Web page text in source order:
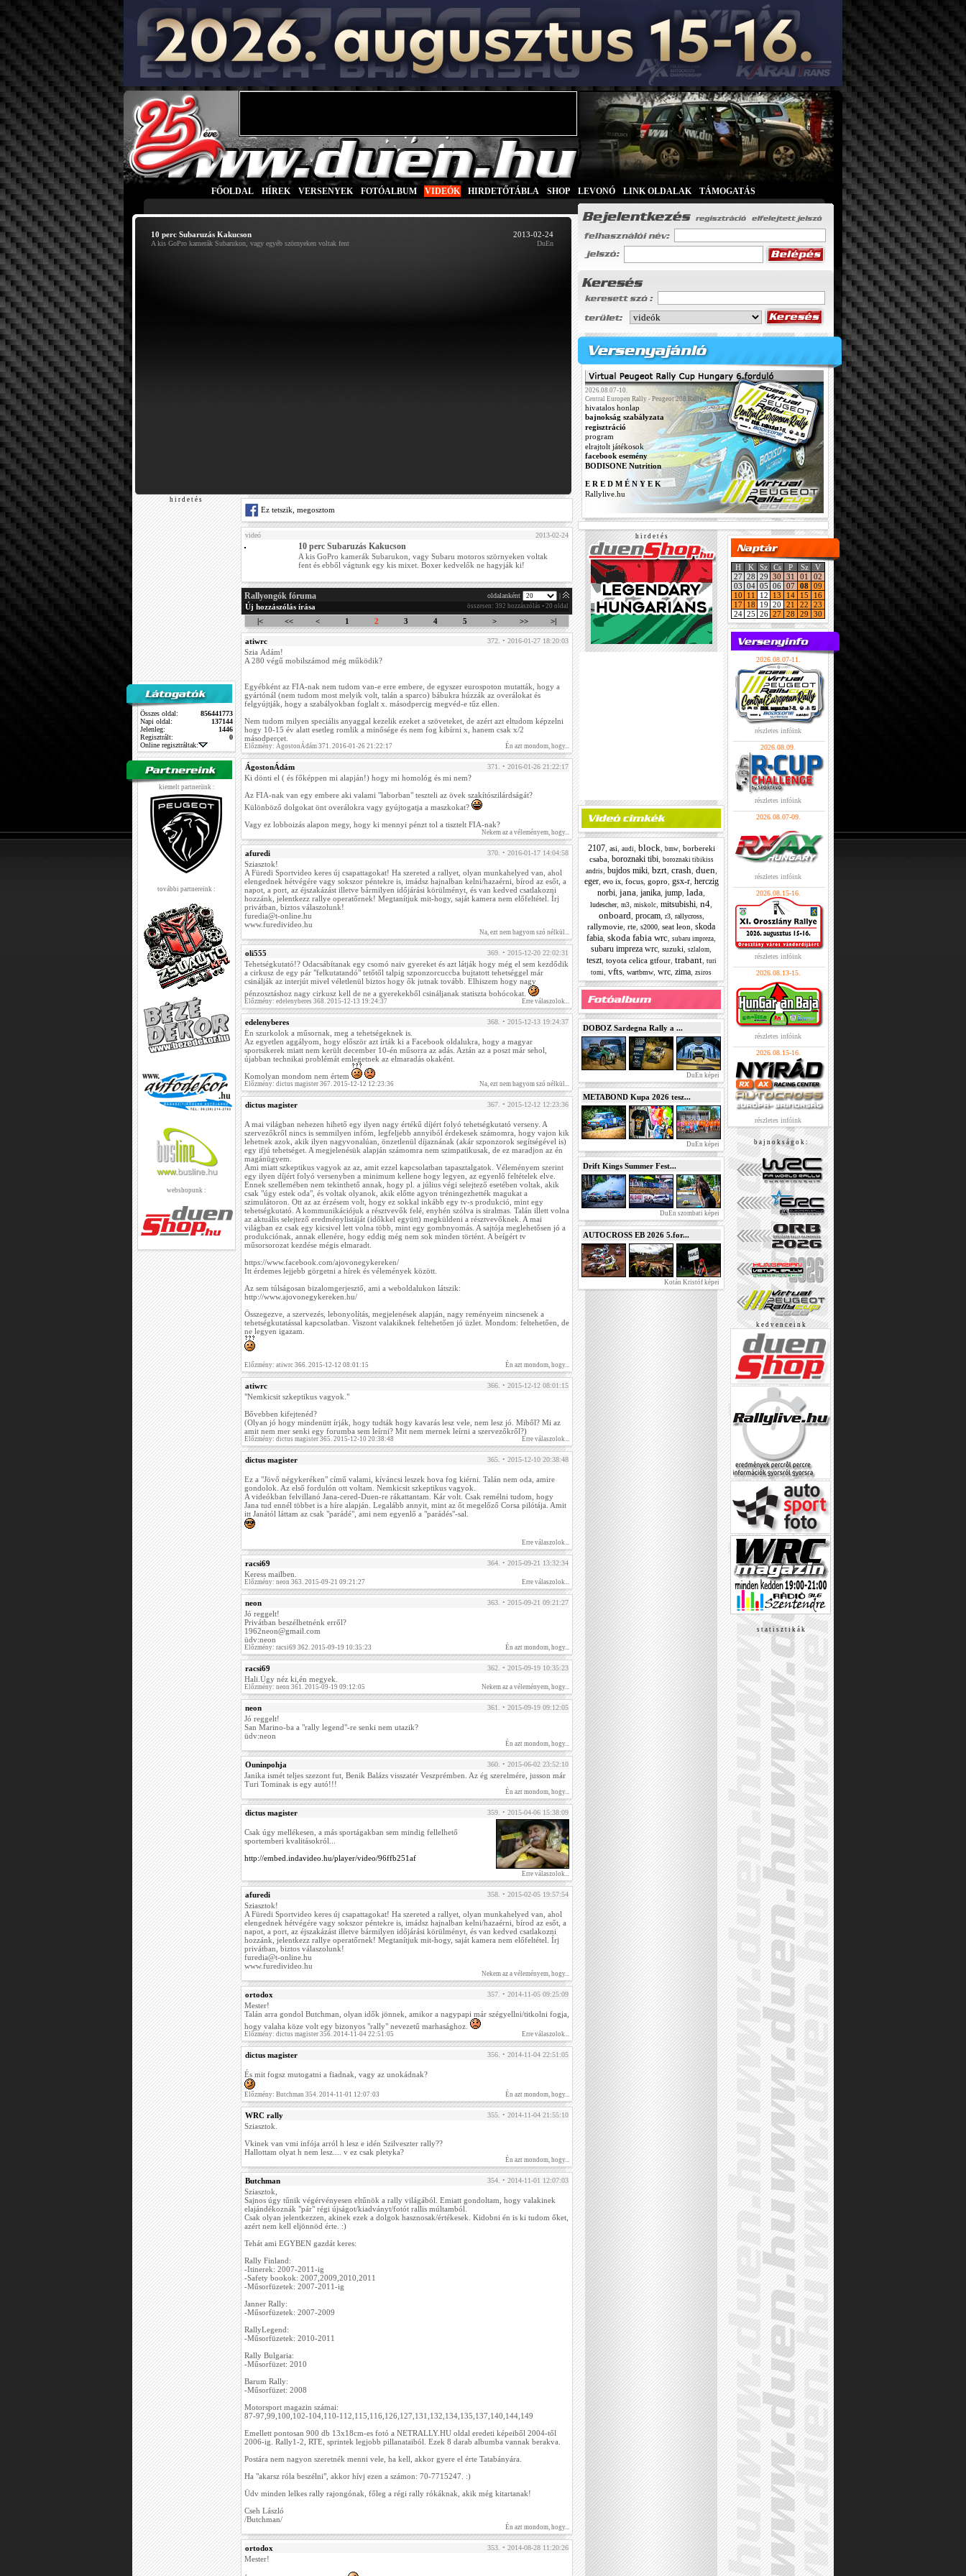
FŐOLDAL HÍREK VERSENYEK FOTÓALBUM VIDEÓK HIRDETŐTÁBLA SHOP LEVONÓ LINK OLDALAK TÁMOGATÁS
10 perc Subaruzás Kakucson
A kis GoPro kamerák Subarukon, vagy egyéb szörnyeken voltak fent
2013-02-24
DuEn
h i r d e t é s
Összes oldal:
856441773
Napi oldal:
137144
Jelenleg:
1446
Regisztrált:
0
Online regisztráltak:
kiemelt partnerünk :
további partnereink :
webshopunk :
Ez tetszik, megosztom
videó 2013-02-24
10 perc Subaruzás Kakucson
A kis GoPro kamerák Subarukon, vagy Subaru motoros szörnyeken voltak
fent és ebből vágtunk egy kis mixet. Boxer kedvelők ne hagyják ki!
Rallyongók fóruma oldalanként
Új hozzászólás írása összesen: 392 hozzászólás • 20 oldal
|< << < 1 2 3 4 5 > >> >|
atiwrc 372. • 2016-01-27 18:20:03
Szia Ádám!
A 280 végű mobilszámod még működik?
Egyébként az FIA-nak nem tudom van-e erre embere, de egyszer eurospoton mutatták, hogy a
gyártónál (nem tudom most melyik volt, talán a sparco) bábukra húzzák az overálokat és
felgyújtják, hogy a szabályokban foglalt x. másodpercig megvéd-e tűz ellen.
Nem tudom milyen speciális anyaggal kezelik ezeket a szöveteket, de azért azt eltudom képzelni
hogy 10-15 év alatt esetleg romlik a minősége és nem fog kibírni x, hanem csak x/2
másodpercet.
Előzmény: ÁgostonÁdám 371. 2016-01-26 21:22:17 Én azt mondom, hogy...
ÁgostonÁdám 371. • 2016-01-26 21:22:17
Ki dönti el ( és főképpen mi alapján!) hogy mi homológ és mi nem?
Az FIA-nak van egy embere aki valami "laborban" teszteli az övek szakítószilárdságát?
Különböző dolgokat önt overálokra vagy gyújtogatja a maszkokat?
Vagy ez lobboizás alapon megy, hogy ki mennyi pénzt tol a tisztelt FIA-nak?
Nekem az a véleményem, hogy...
afuredi 370. • 2016-01-17 14:04:58
Sziasztok!
A Füredi Sportvideo keres új csapattagokat! Ha szereted a rallyet, olyan munkahelyed van, ahol
elengednek hétvégére vagy sokszor péntekre is, imádsz hajnalban kelni/hazaérni, bírod az esőt, a
napot, a port, az éjszakázást illetve bármilyen időjárási körülményt, és van kedved csatlakozni
hozzánk, jelentkezz rallye operatőrnek! Megtanítjuk mit-hogy, saját kamera nem előfeltétel. Írj
privátban, biztos válaszolunk!
furedia@t-online.hu
www.furedivideo.hu
Na, ezt nem hagyom szó nélkül...
oli555 369. • 2015-12-20 22:02:31
Tehetségkutató!? Odacsábítanak egy csomó naiv gyereket és azt látják hogy még el sem kezdődik
a cirkusz de egy pár "felkutatandó" tetőtől talpig szponzorcuccba bujtatott tehetséggel már
csinálják az interjút mivel véletlenül biztos hogy ők jutnak tovább. Elhiszem hogy nagy
pénzosztáshoz nagy cirkusz kell de ne a gyerekekből csináljanak statiszta bohócokat.
Előzmény: edelenyberes 368. 2015-12-13 19:24:37 Erre válaszolok...
edelenyberes 368. • 2015-12-13 19:24:37
Én szurkolok a műsornak, meg a tehetségeknek is.
Az egyetlen aggályom, hogy először azt írták ki a Facebook oldalukra, hogy a magyar
sportsikerek miatt nem került december 10-én műsorra az adás. Aztán az a poszt már sehol,
újabban technikai problémát emlegetnek az elmaradás okaként.
Komolyan mondom nem értem
Előzmény: dictus magister 367. 2015-12-12 12:23:36 Na, ezt nem hagyom szó nélkül...
dictus magister 367. • 2015-12-12 12:23:36
A mai világban nehezen hihető egy ilyen nagy értékű díjért folyó tehetségkutató verseny. A
szervezőkről nincs is semmilyen infóm, legfeljebb annyiból érdekesek számomra, hogy vajon kik
lehetnek azok, akik ilyen nagyvonalúan, önzetlenül díjaznának (akár szponzorok segítségével is)
egy ifjú tehetséget. A megjelenésük alapján számomra nem szimpatikusak, de ez maradjon az én
magánügyem.
Ami miatt szkeptikus vagyok az az, amit ezzel kapcsolatban tapasztalgatok. Véleményem szerint
egy ilyen díjért folyó versenyben a minimum kellene hogy legyen, az egyenlő feltételek elve.
Ennek szellemében nem tekinthető annak, hogy pl. a július végi selejtező esetében voltak, akik
csak "úgy estek oda", és voltak olyanok, akik előtte agyon tréningezhették magukat a
szimulátoron. Ott az az érzésem volt, hogy ez sokkal inkább egy tv-s produkció, mint egy
tehetségkutató. A kommunikációjuk a résztvevők felé, enyhén szólva is siralmas. Talán illett volna
az aktuális selejtező eredménylistáját (időkkel együtt) megküldeni a résztvevőknek. A mai
világban ez csak egy kicsivel lett volna több, mint egy gombnyomás. A sajtója meglehetősen jó a
produkciónak, annak ellenére, hogy eddig még nem sok minden történt. A beígért tv
műsorsorozat kezdése mégis elmaradt.
https://www.facebook.com/ajovonegykereken/
Itt érdemes lejjebb görgetni a hírek és vélemények között.
Az sem túlságosan bizalomgerjesztő, ami a weboldalukon látszik:
http://www.ajovonegykereken.hu/
Összegezve, a szervezés, lebonyolítás, megjelenések alapján, nagy reményeim nincsenek a
tehetségkutatással kapcsolatban. Viszont valakiknek feltehetően jó üzlet. Mondom: feltehetően, de
ne legyen igazam.
Előzmény: atiwrc 366. 2015-12-12 08:01:15 Én azt mondom, hogy...
atiwrc 366. • 2015-12-12 08:01:15
"Nemkicsit szkeptikus vagyok."
Bővebben kifejtenéd?
(Olyan jó hogy mindenütt írják, hogy tudták hogy kavarás lesz vele, nem lesz jó. Miből? Mi az
amit nem mer senki egy forumba sem leírni? Mit nem mernek leírni a szervezőkről?)
Előzmény: dictus magister 365. 2015-12-10 20:38:48 Erre válaszolok...
dictus magister 365. • 2015-12-10 20:38:48
Ez a "Jövő négykeréken" című valami, kíváncsi leszek hova fog kiérni. Talán nem oda, amire
gondolok. Az első fordulón ott voltam. Nemkicsit szkeptikus vagyok.
A videókban felvillanó Jana-cered-Duen-re rákattantam. Kár volt. Csak remélni tudom, hogy
Jana tud ennél többet is a híre alapján. Legalább annyit, mint az őt megelőző Corsa pilótája. Amit
itt Janától láttam az csak "parádé", ami nem egyenlő a "parádés"-sal.
Erre válaszolok...
racsi69 364. • 2015-09-21 13:32:34
Keress mailben.
Előzmény: neon 363. 2015-09-21 09:21:27 Erre válaszolok...
neon 363. • 2015-09-21 09:21:27
Jó reggelt!
Privátban beszélhetnénk erről?
1962neon@gmail.com
üdv:neon
Előzmény: racsi69 362. 2015-09-19 10:35:23 Én azt mondom, hogy...
racsi69 362. • 2015-09-19 10:35:23
Hali.Úgy néz ki,én megyek.
Előzmény: neon 361. 2015-09-19 09:12:05 Nekem az a véleményem, hogy...
neon 361. • 2015-09-19 09:12:05
Jó reggelt!
San Marino-ba a "rally legend"-re senki nem utazik?
üdv:neon
Én azt mondom, hogy...
Ouninpohja 360. • 2015-06-02 23:52:10
Janika ismét teljes szezont fut, Benik Balázs visszatér Veszprémben. Az ég szerelmére, jusson már
Turi Tominak is egy autó!!!
Én azt mondom, hogy...
dictus magister 359. • 2015-04-06 15:38:09
Csak úgy mellékesen, a más sportágakban sem mindig fellelhető
sportemberi kvalitásokról...
http://embed.indavideo.hu/player/video/96ffb251af
Erre válaszolok...
afuredi 358. • 2015-02-05 19:57:54
Sziasztok!
A Füredi Sportvideo keres új csapattagokat! Ha szereted a rallyet, olyan munkahelyed van, ahol
elengednek hétvégére vagy sokszor péntekre is, imádsz hajnalban kelni/hazaérni, bírod az esőt, a
napot, a port, az éjszakázást illetve bármilyen időjárási körülményt, és van kedved csatlakozni
hozzánk, jelentkezz rallye operatőrnek! Megtanítjuk mit-hogy, saját kamera nem előfeltétel. Írj
privátban, biztos válaszolunk!
furedia@t-online.hu
www.furedivideo.hu
Nekem az a véleményem, hogy...
ortodox 357. • 2014-11-05 09:25:09
Mester!
Talán arra gondol Butchman, olyan idők jönnek, amikor a nagypapi már szégyellni/titkolni fogja,
hogy valaha köze volt egy bizonyos "rally" nevezetű marhasághoz.
Előzmény: dictus magister 356. 2014-11-04 22:51:05 Erre válaszolok...
dictus magister 356. • 2014-11-04 22:51:05
És mit fogsz mutogatni a fiadnak, vagy az unokádnak?
Előzmény: Butchman 354. 2014-11-01 12:07:03 Én azt mondom, hogy...
WRC rally 355. • 2014-11-04 21:55:10
Sziasztok.
Vkinek van vmi infója arról h lesz e idén Szilveszter rally??
Hallottam olyat h nem lesz.... v ez csak pletyka?
Én azt mondom, hogy...
Butchman 354. • 2014-11-01 12:07:03
Sziasztok,
Sajnos úgy tűnik végérvényesen eltűnök a rally világából. Emiatt gondoltam, hogy valakinek
elajándékoznák "pár" régi újságot/kiadványt/fotót rallis múltamból.
Csak olyan jelentkezzen, akinek ezek a dolgok hasznosak/értékesek. Kidobni én is ki tudom őket,
azért nem kell eljönnöd érte. :)
Tehát ami EGYBEN gazdát keres:
Rally Finland:
-Itinerek: 2007-2011-ig
-Safety bookok: 2007,2009,2010,2011
-Műsorfüzetek: 2007-2011-ig
Janner Rally:
-Műsorfüzetek: 2007-2009
RallyLegend:
-Műsorfüzetek: 2010-2011
Rally Bulgaria:
-Műsorfüzet: 2010
Barum Rally:
-Műsorfüzet: 2008
Motorsport magazin számai:
87-97,99,100,102-104,110-112,115,116,126,127,131,132,134,135,137,140,144,149
Emellett pontosan 900 db 13x18cm-es fotó a NETRALLY.HU oldal eredeti képeiből 2004-től
2006-ig. Rally1-2, RTE, sprintek legjobb pillanataiból. Ezek 8 darab albumba vannak berakva.
Postára nem nagyon szeretnék menni vele, ha kell, akkor gyere el érte Tatabányára.
Ha "akarsz róla beszélni", akkor hívj ezen a számon: 70-7715247. :)
Üdv minden lelkes rally rajongónak, főleg a régi rally rókáknak, akik még kitartanak!
Cseh László
/Butchman/
Én azt mondom, hogy...
ortodox 353. • 2014-08-28 11:20:26
Mester!
2026.08.07-10.
Central Europen Rally - Peugeot 208 Rally4
hivatalos honlap
bajnokság szabályzata
regisztráció
program
elrajtolt játékosok
facebook esemény
BODISONE Nutrition
E R E D M É N Y E K
Rallylive.hu
h i r d e t é s
2107, asi audi block bmw, borbereki
csaba, boroznaki tibi, boroznaki tibikiss
andris, bujdos miki, bzrt, crash duen
eger, evo ix, focus, gopro gsx-r, herczig
norbi jana janika jump lada
ludescher, m3 miskolc mitsubishi n4
onboard procam, r3, rallycross,
rallymovie rte s2000 seat leon skoda
fabia skoda fabia wrc subaru impreza
subaru impreza wrc suzuki szlalom
teszt, toyota celica gtfour, trabant, turi
tomi vfts wartbmw wrc zima zsiros
DOBOZ Sardegna Rally a ...
DuEn képei
METABOND Kupa 2026 tesz...
DuEn képei
Drift Kings Summer Fest...
DuEn szombati képei
AUTOCROSS EB 2026 5.for...
Kotán Kristóf képei
H K Sz Cs P Sz
V
27 28 29 30 31 01
02
03 04 05 06 07 08 09
10
11 12 13 14 15
16
17
18 19 20 21 22
23
24 25 26 27 28 29 30
2026.08.07-11.
részletes infóink
2026.08.09.
részletes infóink
2026.08.07-09.
részletes infóink
2026.08.15-16.
részletes infóink
2026.08.13-15.
részletes infóink
2026.08.15-16.
részletes infóink
b a j n o k s á g o k :
k e d v e n c e i n k
s t a t i s z t i k á k